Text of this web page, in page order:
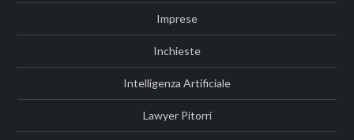
Imprese
Inchieste
Intelligenza Artificiale
Lawyer Pitorri